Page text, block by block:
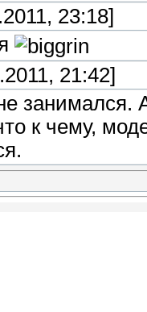
23:18]
21:42]
занимался.
к чему,